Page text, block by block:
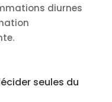
diurnes
seules du